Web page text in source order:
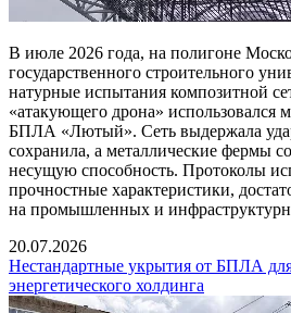
В июле 2026 года, на полигоне
государственного строительного
натурные испытания композитной
«атакующего дрона» использовался
БПЛА «Лютый». Сеть выдержала
сохранила, а металлические фермы
несущую способность. Протоколы
прочностные характеристики,
на промышленных и
20.07.2026
Нестандартные укрытия от БПЛА
энергетического холдинга